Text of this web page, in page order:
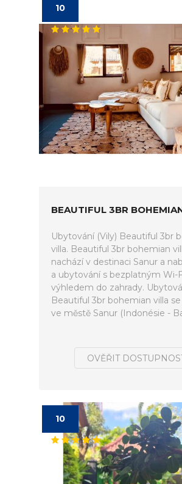
10
BEAUTIFUL 3BR
Ubytování (Vily) Beautiful 3br
villa. Beautiful 3br bohemian
nachází v destinaci Sanur a
a ubytování s bezplatným Wi-
výhledem do zahrady.
Beautiful 3br bohemian villa
ve městě Sanur (Indonésie -
OVĚŘIT
10